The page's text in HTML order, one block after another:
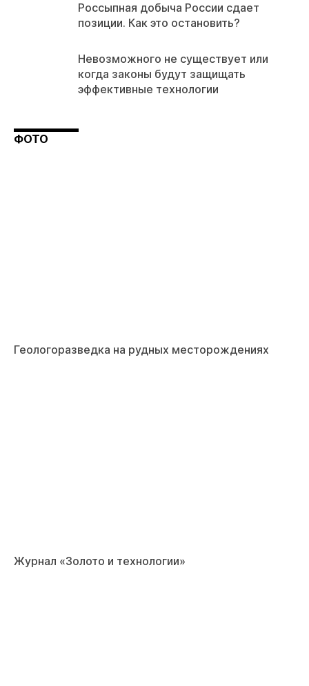
Россыпная добыча России сдает
позиции. Как это остановить?
Невозможного не существует или
когда законы будут защищать
эффективные технологии
ФОТО
Геологоразведка на рудных месторождениях
Журнал «Золото и технологии»